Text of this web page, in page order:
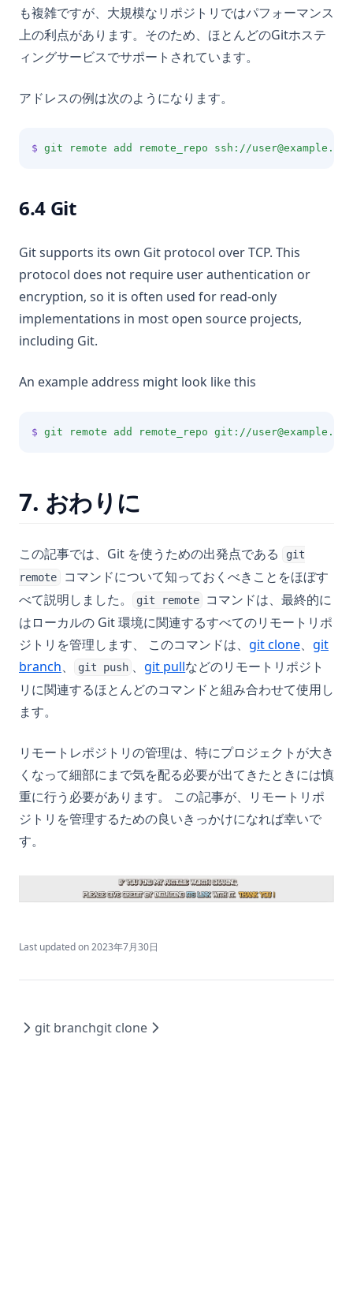
も複雑ですが、大規模なリポジトリではパフォーマンス
上の利点があります。そのため、ほとんどのGitホステ
ィングサービスでサポートされています。
アドレスの例は次のようになります。
$ git remote add remote_repo ssh://
6.4 Git
Git supports its own Git protocol over TCP. This
protocol does not require user authentication or
encryption, so it is often used for read-only
implementations in most open source projects,
including Git.
An example address might look like this
$ git remote add remote_repo git://
7. おわりに
この記事では、Git を使うための出発点である
git
remote
コマンドについて知っておくべきことをほぼす
べて説明しました。
git remote
コマンドは、最終的に
はローカルの Git 環境に関連するすべてのリモートリポ
ジトリを管理します、 このコマンドは、 git clone、 git
branch、 git push 、git pullなどのリモートリポジト
リに関連するほとんどのコマンドと組み合わせて使用し
ます。
リモートレポジトリの管理は、特にプロジェクトが大き
くなって細部にまで気を配る必要が出てきたときには慎
重に行う必要があります。 この記事が、リモートリポ
ジトリを管理するための良いきっかけになれば幸いで
す。
Last updated on2023年7月30日
git branchgit clone